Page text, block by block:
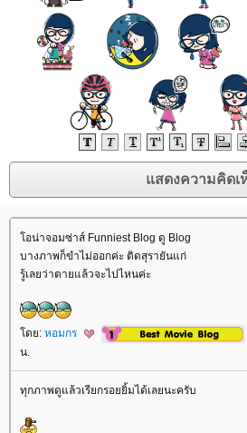
อน่าจอมซ่าส์ Funniest Blog ดู Blog
บางภาพก็ขำไม่ออกค่ะ ติดสุรายันแก่
รู้เลยว่าตายแล้วจะไปไหนค่ะ
ดย: หอมกร
น.
ทุกภาพดูแล้วเรียกรอยยิ้มได้เลยนะครับ